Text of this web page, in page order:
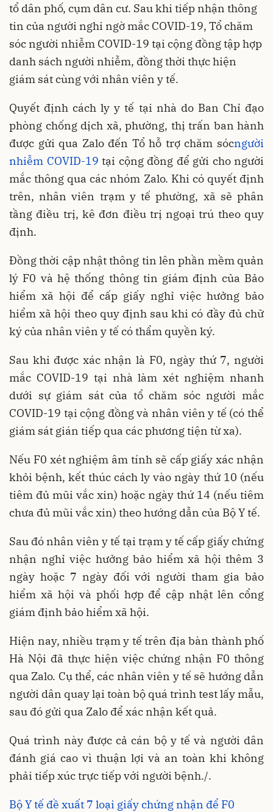
tổ dân phố, cụm dân cư. Sau khi tiếp nhận thông
tin của người nghi ngờ mắc COVID-19, Tổ chăm
sóc người nhiễm COVID-19 tại cộng đồng tập hợp
danh sách người nhiễm, đồng thời thực hiện
giám sát cùng với nhân viên y tế.
Quyết định cách ly y tế tại nhà do Ban Chỉ đạo
phòng chống dịch xã, phường, thị trấn ban hành
được gửi qua Zalo đến Tổ hỗ trợ chăm sócngười
nhiễm COVID-19 tại cộng đồng để gửi cho người
mắc thông qua các nhóm Zalo. Khi có quyết định
trên, nhân viên trạm y tế phường, xã sẽ phân
tầng điều trị, kê đơn điều trị ngoại trú theo quy
định.
Đồng thời cập nhật thông tin lên phần mềm quản
lý F0 và hệ thống thông tin giám định của Bảo
hiểm xã hội để cấp giấy nghỉ việc hưởng bảo
hiểm xã hội theo quy định sau khi có đầy đủ chữ
ký của nhân viên y tế có thẩm quyền ký.
Sau khi được xác nhận là F0, ngày thứ 7, người
mắc COVID-19 tại nhà làm xét nghiệm nhanh
dưới sự giám sát của tổ chăm sóc người mắc
COVID-19 tại cộng đồng và nhân viên y tế (có thể
giám sát gián tiếp qua các phương tiện từ xa).
Nếu F0 xét nghiệm âm tính sẽ cấp giấy xác nhận
khỏi bệnh, kết thúc cách ly vào ngày thứ 10 (nếu
tiêm đủ mũi vắc xin) hoặc ngày thứ 14 (nếu tiêm
chưa đủ mũi vắc xin) theo hướng dẫn của Bộ Y tế.
Sau đó nhân viên y tế tại trạm y tế cấp giấy chứng
nhận nghỉ việc hưởng bảo hiểm xã hội thêm 3
ngày hoặc 7 ngày đối với người tham gia bảo
hiểm xã hội và phối hợp để cập nhật lên cổng
giám định bảo hiểm xã hội.
Hiện nay, nhiều trạm y tế trên địa bàn thành phố
Hà Nội đã thực hiện việc chứng nhận F0 thông
qua Zalo. Cụ thể, các nhân viên y tế sẽ hướng dẫn
người dân quay lại toàn bộ quá trình test lấy mẫu,
sau đó gửi qua Zalo để xác nhận kết quả.
Quá trình này được cả cán bộ y tế và người dân
đánh giá cao vì thuận lợi và an toàn khi không
phải tiếp xúc trực tiếp với người bệnh./.
Bộ Y tế đề xuất 7 loại giấy chứng nhận để F0